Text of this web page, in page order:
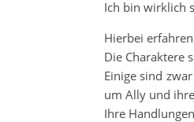
Ich bin wirklich
Hierbei
Die Charaktere
Einige sind
um Ally und
Ihre